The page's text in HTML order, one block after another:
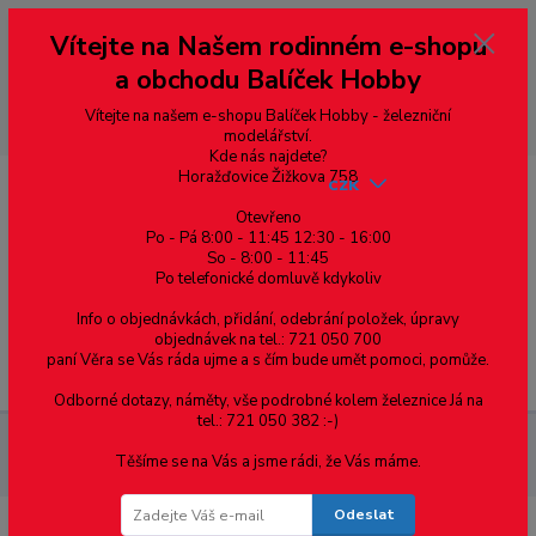
--- pro zákazníky ze Slovenska a jiných zemí, pokud chcete platit v eurech
přepněte si e-shop na euro 💶 pro přepočet měny - pravý horní roh ---
dobírky – pokud si z nějakého důvodu zásilku nevyzvednete, bude po
domluvě zaslána znovu s opětovnou platbou za poštovné, v opačném
případě bude zrušena a účet přidán na blacklist a rušeny následující
objednávky.
Menu
CZK
izolované, TT, MD 0093
Vítejte na Našem rodinném e-shopu
a obchodu Balíček Hobby
Vítejte na našem e-shopu Balíček Hobby - železniční
modelářství.
Kde nás najdete?
Horažďovice Žižkova 758
Otevřeno
Po - Pá 8:00 - 11:45 12:30 - 16:00
So - 8:00 - 11:45
Po telefonické domluvě kdykoliv
Info o objednávkách, přidání, odebrání položek, úpravy
objednávek na tel.: 721 050 700
paní Věra se Vás ráda ujme a s čím bude umět pomoci, pomůže.
Odborné dotazy, náměty, vše podrobné kolem železnice Já na
tel.: 721 050 382 :-)
Těšíme se na Vás a jsme rádi, že Vás máme.
Odeslat